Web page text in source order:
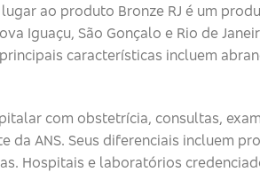
ao produto Bronze RJ é um
Iguaçu, São Gonçalo e Rio de
características incluem
com obstetrícia, consultas,
da ANS. Seus diferenciais incluem
Hospitais e laboratórios